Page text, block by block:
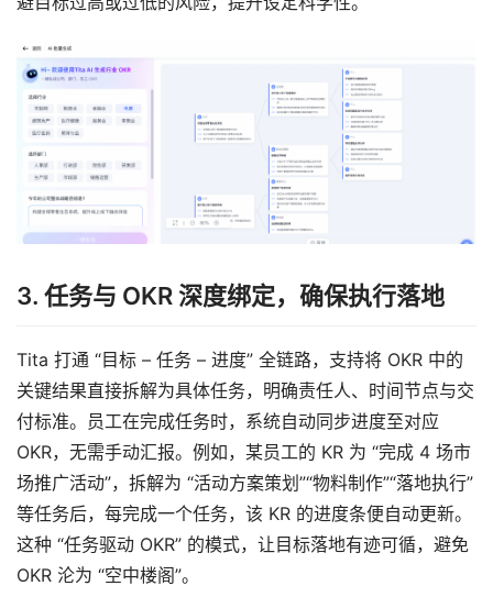
3. 任务与 OKR 深度绑定，确保执行落地
Tita 打通 “目标 – 任务 – 进度” 全链路，支持将 OKR 中的
关键结果直接拆解为具体任务，明确责任人、时间节点与交
付标准。员工在完成任务时，系统自动同步进度至对应
OKR，无需手动汇报。例如，某员工的 KR 为 “完成 4 场市
场推广活动”，拆解为 “活动方案策划”“物料制作”“落地执行”
等任务后，每完成一个任务，该 KR 的进度条便自动更新。
这种 “任务驱动 OKR” 的模式，让目标落地有迹可循，避免
OKR 沦为 “空中楼阁”。